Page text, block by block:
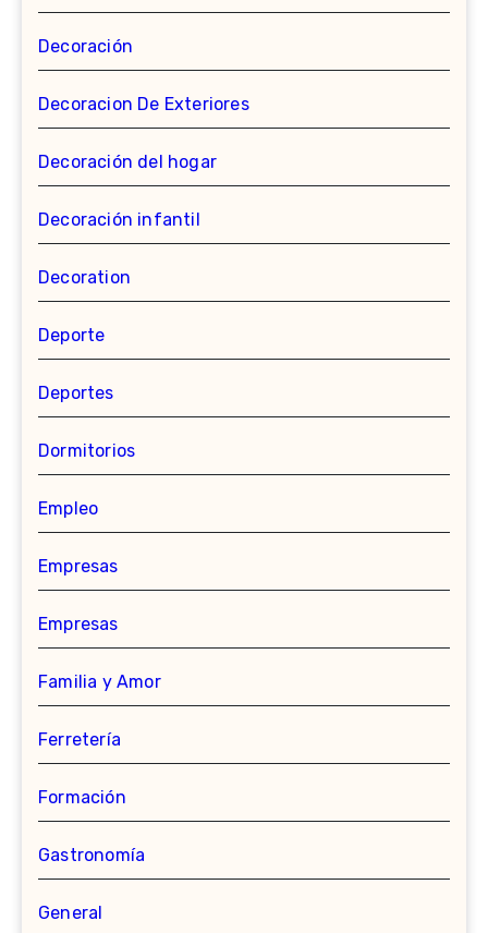
Decoración
Decoracion De Exteriores
Decoración del hogar
Decoración infantil
Decoration
Deporte
Deportes
Dormitorios
Empleo
Empresas
Empresas
Familia y Amor
Ferretería
Formación
Gastronomía
General